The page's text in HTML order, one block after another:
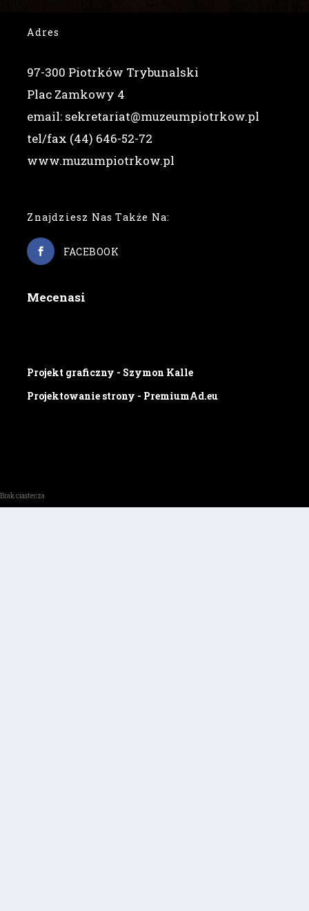
Adres
97-300 Piotrków Trybunalski
Plac Zamkowy 4
email: sekretariat@muzeumpiotrkow.pl
tel/fax (44) 646-52-72
www.muzumpiotrkow.pl
Znajdziesz Nas Także Na:
FACEBOOK
Mecenasi
Projekt graficzny - Szymon Kalle
Projektowanie strony - PremiumAd.eu
Brak ciastecza